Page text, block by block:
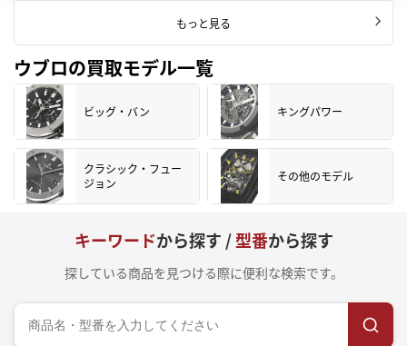
もっと見る
ウブロの買取モデル一覧
ビッグ・バン キングパワー
クラシック・フュー
ジョン
その他のモデル
キーワードから探す /型番から探す
探している商品を見つける際に便利な検索です。